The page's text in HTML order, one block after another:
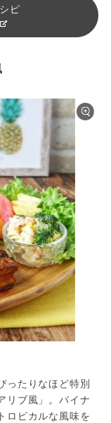
ピ
ったりなほど特別
リブ風」。パイナ
ロピカルな風味を